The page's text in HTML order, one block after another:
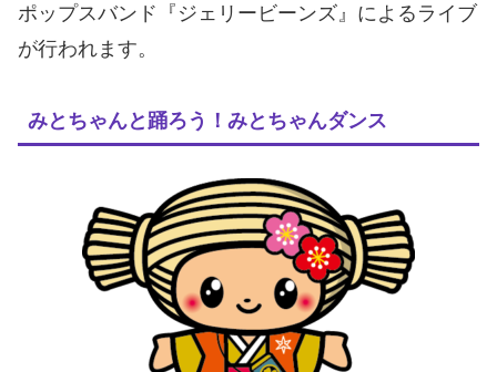
ポップスバンド『ジェリービーンズ』によるライブ
が行われます。
みとちゃんと踊ろう！みとちゃんダンス